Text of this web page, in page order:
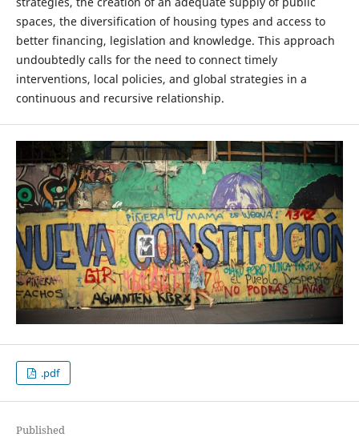
spaces, the diversification of housing types and access to
better financing, legislation and knowledge. This approach
undoubtedly calls for the need to connect timely
interventions, local policies, and global strategies in a
continuous and recursive relationship.
.pdf
Published